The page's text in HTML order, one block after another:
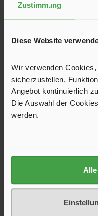
Zustimmung
Diese Website
Wir verwenden
sicherzustellen,
Angebot kontinuierlich
Die Auswahl der
werden.
Varta Longlife Power
funktionieren besonders
eine lange Laufzeit und
In